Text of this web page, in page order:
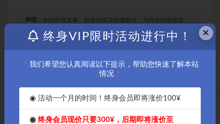
声明： 本站所有文章，如无特殊说明或标注，均为本站原创发
布。任何个人或组织，在未征得本站同意时，禁止复制、盗用、
采集、发布本站内容到任何网站、书籍等各类媒体平台。如若本
收藏 海报 链接
×
终身VIP限时活动进行中！
我们希望您认真阅读以下提示，帮助您快速了解本站
情况
◉ 活动一个月的时间！终身会员即将涨价100¥
◉终身会员现价只要300¥，后期即将涨价至